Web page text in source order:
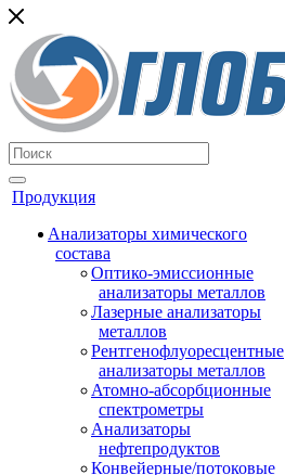
Продукция
Анализаторы химического
состава
Оптико-эмиссионные
анализаторы металлов
Лазерные анализаторы
металлов
Рентгенофлуоресцентные
анализаторы металлов
Атомно-абсорбционные
спектрометры
Анализаторы
нефтепродуктов
Конвейерные/потоковые